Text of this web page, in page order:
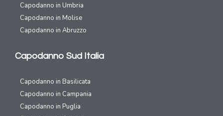
Capodanno in Umbria
Capodanno in Molise
Capodanno in Abruzzo
Capodanno Sud Italia
Capodanno in Basilicata
Capodanno in Campania
Capodanno in Puglia